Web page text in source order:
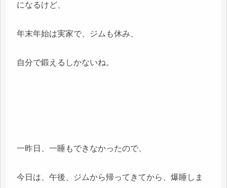
になるけど、
年末年始は実家で、ジムも休み、
自分で鍛えるしかないね。
一昨日、一睡もできなかったので、
今日は、午後、ジムから帰ってきてから、爆睡しま